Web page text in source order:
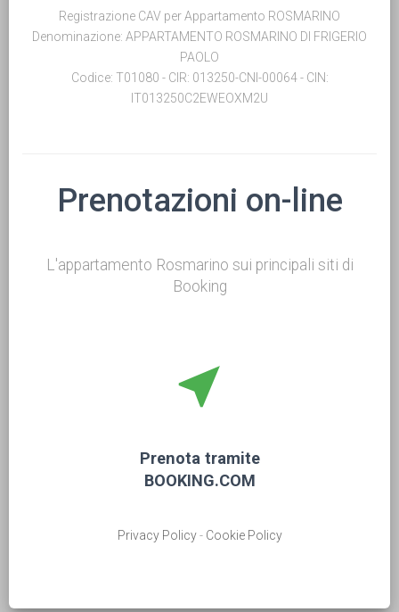
Registrazione CAV per Appartamento ROSMARINO
Denominazione: APPARTAMENTO ROSMARINO DI FRIGERIO
PAOLO
Codice: T01080 - CIR: 013250-CNI-00064 - CIN:
IT013250C2EWEOXM2U
Prenotazioni on-line
L'appartamento Rosmarino sui principali siti di
Booking
near_me
Prenota tramite
BOOKING.COM
Privacy Policy- Cookie Policy